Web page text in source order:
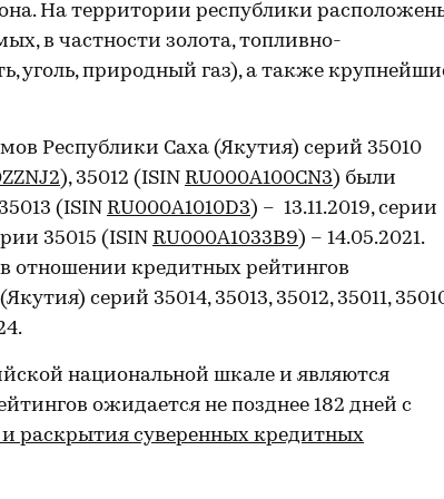
На территории республики
в частности золота, топливно-
уголь, природный газ), а также
Республики Саха (Якутия) серий 35010
), 35012 (ISIN RU000A100CN3) были
(ISIN RU000A1010D3) – 13.11.2019, серии
35015 (ISIN RU000A1033B9) – 14.05.2021.
отношении кредитных рейтингов
серий 35014, 35013, 35012, 35011,
национальной шкале и являются
ожидается не позднее 182 дней с
раскрытия суверенных кредитных